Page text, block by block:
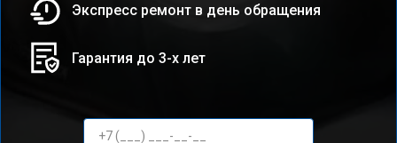
Экспресс ремонт в день обращения
Гарантия до 3-х лет